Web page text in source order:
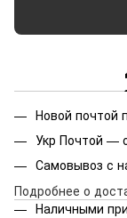
Новой почтой
Укр Почтой —
Самовывоз с
Подробнее о
Наличными